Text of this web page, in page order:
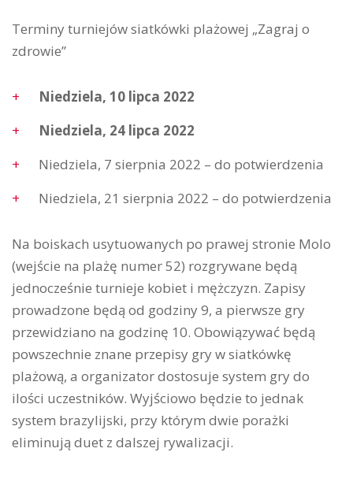
Terminy turniejów siatkówki plażowej „Zagraj o
zdrowie”
Niedziela, 10 lipca 2022
Niedziela, 24 lipca 2022
Niedziela, 7 sierpnia 2022 – do potwierdzenia
Niedziela, 21 sierpnia 2022 – do potwierdzenia
Na boiskach usytuowanych po prawej stronie Molo
(wejście na plażę numer 52) rozgrywane będą
jednocześnie turnieje kobiet i mężczyzn. Zapisy
prowadzone będą od godziny 9, a pierwsze gry
przewidziano na godzinę 10. Obowiązywać będą
powszechnie znane przepisy gry w siatkówkę
plażową, a organizator dostosuje system gry do
ilości uczestników. Wyjściowo będzie to jednak
system brazylijski, przy którym dwie porażki
eliminują duet z dalszej rywalizacji.